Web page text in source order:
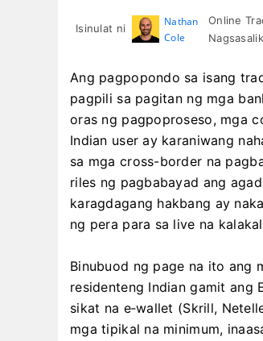
Isinulat ni
Nathan
Cole
Online
Ang pagpopondo sa isang
pagpili sa pagitan ng mga
oras ng pagpoproseso, mga
Indian user ay karaniwang
sa mga cross-border na
riles ng pagbabayad ang
karagdagang hakbang ay
ng pera para sa live na
Binubuod ng page na ito ang
residenteng Indian gamit ang
sikat na e‑wallet (Skrill,
mga tipikal na minimum,